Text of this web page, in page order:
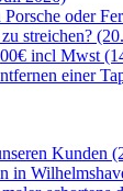
oder
streichen?
incl Mwst
einer
Kunden
in